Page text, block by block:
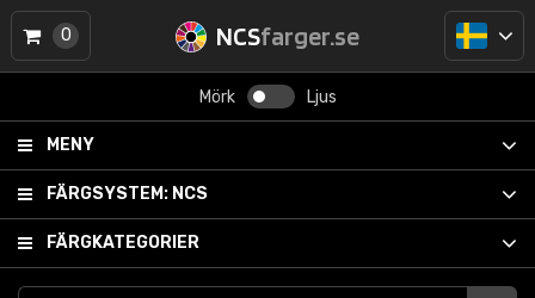
NCSfarger.se
Mörk Ljus
MENY
FÄRGSYSTEM: NCS
FÄRGKATEGORIER
0